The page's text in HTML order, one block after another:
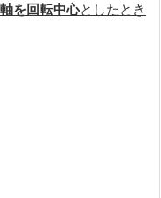
を回転中心としたとき